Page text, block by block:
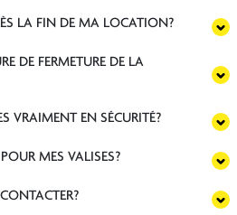
LA FIN DE MA LOCATION?
DE FERMETURE DE LA
VRAIMENT EN SÉCURITÉ?
MES VALISES?